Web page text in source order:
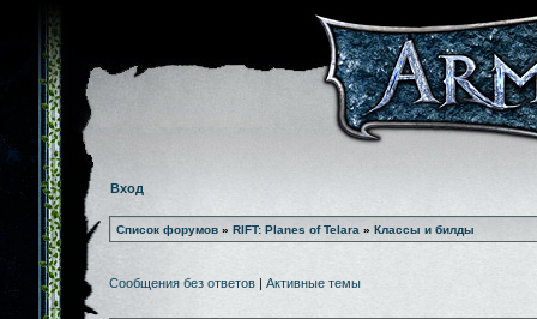
Вход
Список форумов » RIFT: Planes of Telara » Классы и билды
Сообщения без ответов | Активные темы